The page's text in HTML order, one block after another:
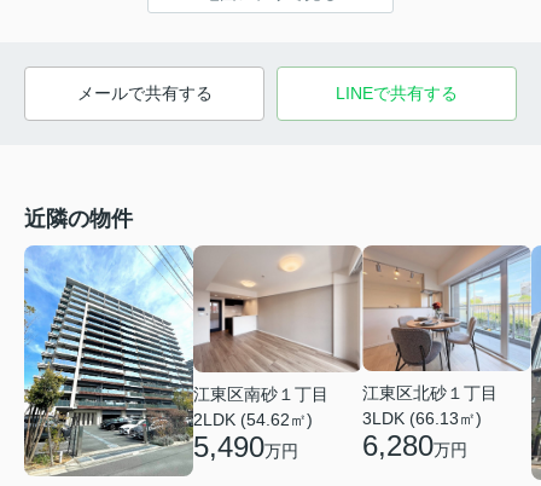
メールで共有する LINEで共有する
近隣の物件
江東区南砂１丁目
2LDK (54.62㎡)
5,490万円
江東区北砂１丁目
3LDK (66.13㎡)
6,280万円